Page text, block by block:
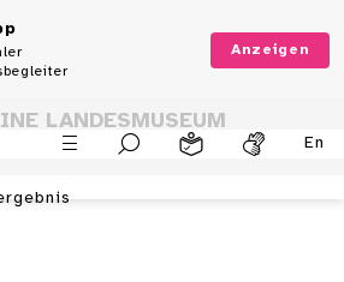
Anzeigen
En
LANDESMUSEUM